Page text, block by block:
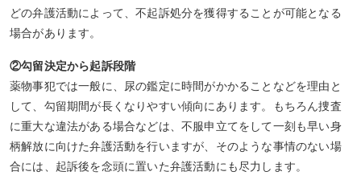
どの弁護活動によって、不起訴処分を獲得することが可能となる
場合があります。
②勾留決定から起訴段階
薬物事犯では一般に、尿の鑑定に時間がかかることなどを理由と
して、勾留期間が長くなりやすい傾向にあります。もちろん捜査
に重大な違法がある場合などは、不服申立てをして一刻も早い身
柄解放に向けた弁護活動を行いますが、そのような事情のない場
合には、起訴後を念頭に置いた弁護活動にも尽力します。